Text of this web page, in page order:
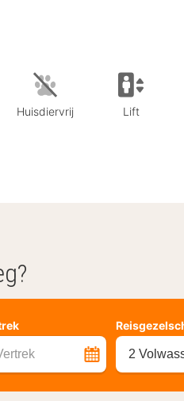
Huisdiervrij Lift
2